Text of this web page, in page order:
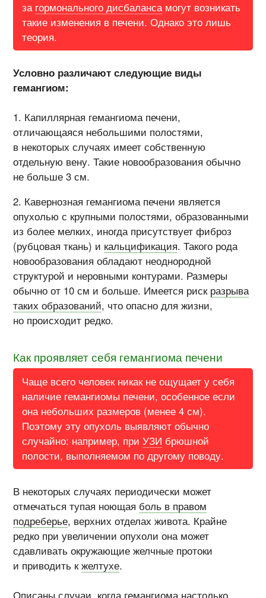
за гормонального дисбаланса могут возникать
такие изменения в печени. Однако это лишь
теория.
Условно различают следующие виды
гемангиом:
Капиллярная гемангиома печени,
отличающаяся небольшими полостями,
в некоторых случаях имеет собственную
отдельную вену. Такие новообразования обычно
не больше 3 см.
Кавернозная гемангиома печени является
опухолью с крупными полостями, образованными
из более мелких, иногда присутствует фиброз
(рубцовая ткань) и кальцификация. Такого рода
новообразования обладают неоднородной
структурой и неровными контурами. Размеры
обычно от 10 см и больше. Имеется риск разрыва
таких образований, что опасно для жизни,
но происходит редко.
Как проявляет себя гемангиома печени
Чаще всего человек никак не ощущает у себя
наличие гемангиомы печени, особенное если
она небольших размеров (менее 4 см).
Поэтому эту опухоль выявляют обычно
случайно: например, приУЗИ брюшной
полости, выполняемом по другому поводу.
В некоторых случаях периодически может
отмечаться тупая ноющая боль в правом
подреберье, верхних отделах живота. Крайне
редко при увеличении опухоли она может
сдавливать окружающие желчные протоки
и приводить кжелтухе.